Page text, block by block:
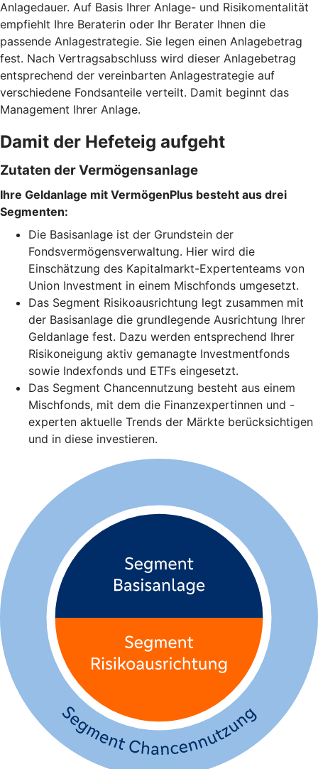
Anlagedauer. Auf Basis Ihrer Anlage- und Risikomentalität
empfiehlt Ihre Beraterin oder Ihr Berater Ihnen die
passende Anlagestrategie. Sie legen einen Anlagebetrag
fest. Nach Vertragsabschluss wird dieser Anlagebetrag
entsprechend der vereinbarten Anlagestrategie auf
verschiedene Fondsanteile verteilt. Damit beginnt das
Management Ihrer Anlage.
Damit der Hefeteig aufgeht
Zutaten der Vermögensanlage
Ihre Geldanlage mit VermögenPlus besteht aus drei
Segmenten:
Die Basisanlage ist der Grundstein der
Fondsvermögensverwaltung. Hier wird die
Einschätzung des Kapitalmarkt-Expertenteams von
Union Investment in einem Mischfonds umgesetzt.
Das Segment Risikoausrichtung legt zusammen mit
der Basisanlage die grundlegende Ausrichtung Ihrer
Geldanlage fest. Dazu werden entsprechend Ihrer
Risikoneigung aktiv gemanagte Investmentfonds
sowie Indexfonds und ETFs eingesetzt.
Das Segment Chancennutzung besteht aus einem
Mischfonds, mit dem die Finanzexpertinnen und -
experten aktuelle Trends der Märkte berücksichtigen
und in diese investieren.